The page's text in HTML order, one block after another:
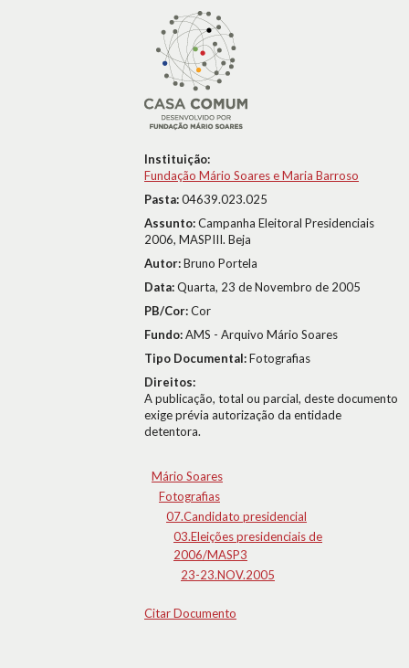
Instituição:
Fundação Mário Soares e Maria Barroso
Pasta:04639.023.025
Assunto:Campanha Eleitoral Presidenciais
2006, MASPIII. Beja
Autor:Bruno Portela
Data:Quarta, 23 de Novembro de 2005
PB/Cor:Cor
Fundo:AMS - Arquivo Mário Soares
Tipo Documental:Fotografias
Direitos:
A publicação, total ou parcial, deste documento
exige prévia autorização da entidade
detentora.
Mário Soares
Fotografias
07.Candidato presidencial
03.Eleições presidenciais de
2006/MASP3
23-23.NOV.2005
Citar Documento